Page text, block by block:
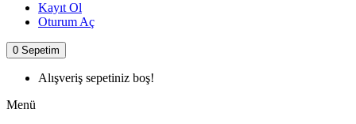
Kayıt Ol
Oturum Aç
0 Sepetim
Alışveriş sepetiniz boş!
Menü